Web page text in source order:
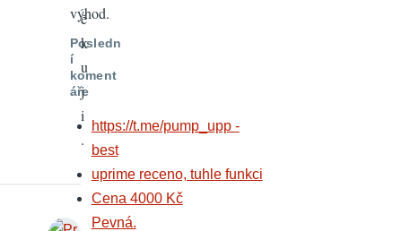
ě
k
u
j
i
.
výhod.
Posledn
í
koment
áře
https://t.me/pump_upp -
best
uprime receno, tuhle funkci
Cena 4000 Kč
Pevná.